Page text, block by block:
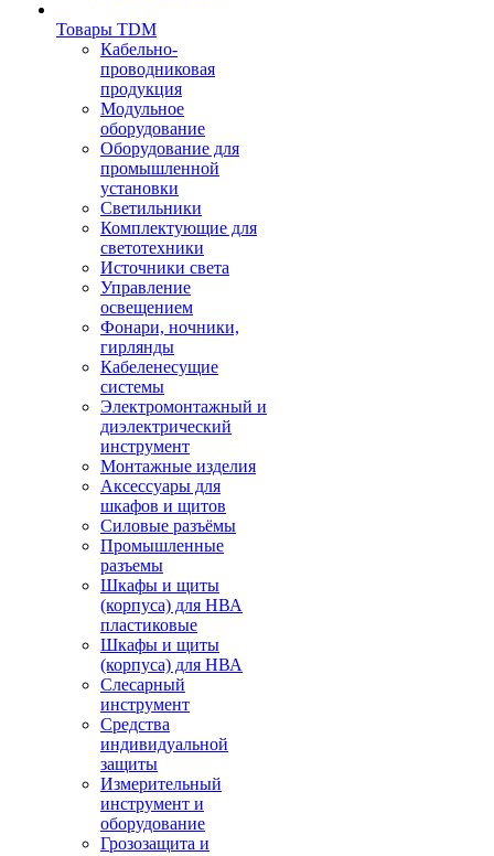
Товары TDM
Кабельно-
проводниковая
продукция
Модульное
оборудование
Оборудование для
промышленной
установки
Светильники
Комплектующие для
светотехники
Источники света
Управление
освещением
Фонари, ночники,
гирлянды
Кабеленесущие
системы
Электромонтажный и
диэлектрический
инструмент
Монтажные изделия
Аксессуары для
шкафов и щитов
Силовые разъёмы
Промышленные
разъемы
Шкафы и щиты
(корпуса) для НВА
пластиковые
Шкафы и щиты
(корпуса) для НВА
Слесарный
инструмент
Средства
индивидуальной
защиты
Измерительный
инструмент и
оборудование
Грозозащита и